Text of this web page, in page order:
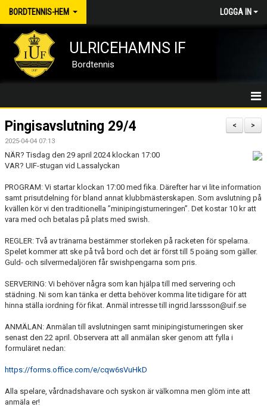
BORDTENNIS-HEM LOGGA IN
ULRICEHAMNS IF
Bordtennis
BORDTENNIS/HEM
NYHETER
MEDLEMSKAP
KALENDER
DOKUMENT
KONTAKT
TÄVLINGAR
FÖRBUND
VERKSAMHETEN
FÖRSÄKRING
HYRA BORDTENNISHALLEN
>
<
Pingisavslutning 29/4
2025-04-04 07:13
NÄR? Tisdag den 29 april 2024 klockan 17:00
VAR? UIF-stugan vid Lassalyckan
PROGRAM: Vi startar klockan 17:00 med fika. Därefter har vi lite information
samt prisutdelning för bland annat klubbmästerskapen. Som avslutning på
kvällen kör vi den traditionella ”minipingisturneringen”. Det kostar 10 kr att
vara med och betalas på plats med swish.
REGLER: Två av tränarna bestämmer storleken på racketen för spelarna.
Spelet kommer att ske på två bord och det är först till 5 poäng som gäller.
Guld- och silvermedaljören får swishpengarna som pris.
SERVERING: Vi behöver några som kan hjälpa till med servering och
städning. Ni som kan tänka er detta behöver komma lite tidigare för att
hinna ställa iordning för fikat. Anmäl intresse till ingrid.larssson@uif.se
ANMÄLAN: Anmälan till avslutningen samt minipingisturneringen sker
senast den 22 april. Observera att all anmälan sker genom att fylla i
formuläret nedan:
https://forms.office.com/e/cqw6sVuHkD
Alla spelare, vårdnadshavare och syskon är välkomna men glöm inte att
anmäla er!